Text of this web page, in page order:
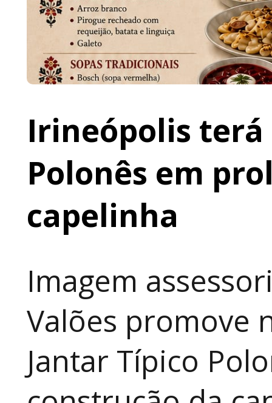
Irineópolis terá
Polonês em
capelinha
Imagem
Valões promove
Jantar Típico